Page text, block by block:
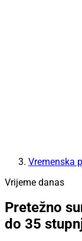
Vremenska
Vrijeme danas
Pretežno
do 35